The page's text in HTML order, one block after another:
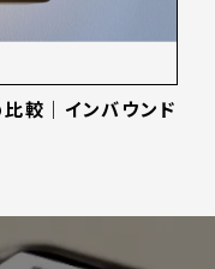
比較｜インバウンド